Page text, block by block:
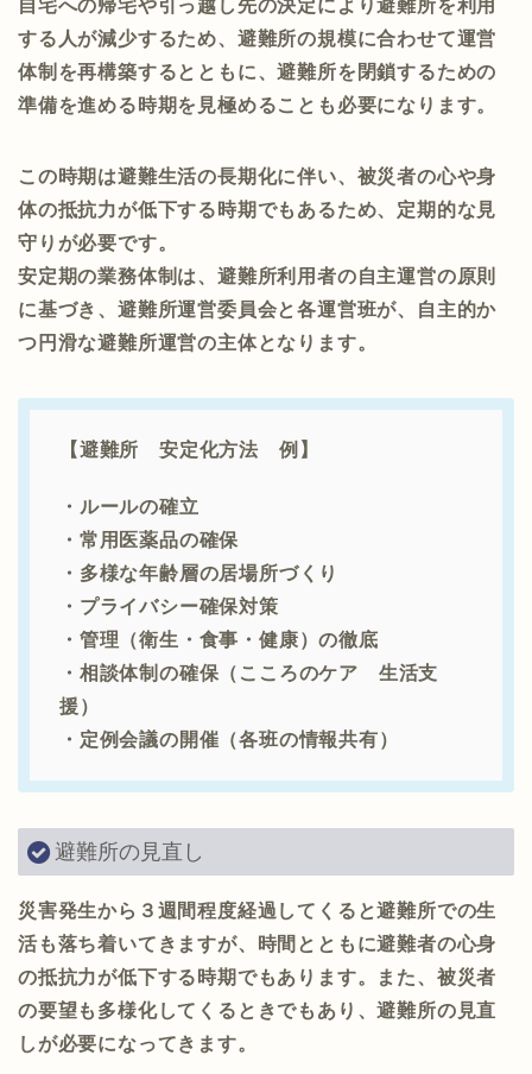
自宅への帰宅や引っ越し先の決定により避難所を利用
する人が減少するため、避難所の規模に合わせて運営
体制を再構築するとともに、避難所を閉鎖するための
準備を進める時期を見極めることも必要になります。
この時期は避難生活の長期化に伴い、被災者の心や身
体の抵抗力が低下する時期でもあるため、定期的な見
守りが必要です。
安定期の業務体制は、避難所利用者の自主運営の原則
に基づき、避難所運営委員会と各運営班が、自主的か
つ円滑な避難所運営の主体となります。
【避難所 安定化方法 例】
・ルールの確立
・常用医薬品の確保
・多様な年齢層の居場所づくり
・プライバシー確保対策
・管理（衛生・食事・健康）の徹底
・相談体制の確保（こころのケア 生活支
援）
・定例会議の開催（各班の情報共有）
避難所の見直し
災害発生から３週間程度経過してくると避難所での生
活も落ち着いてきますが、時間とともに避難者の心身
の抵抗力が低下する時期でもあります。また、被災者
の要望も多様化してくるときでもあり、避難所の見直
しが必要になってきます。